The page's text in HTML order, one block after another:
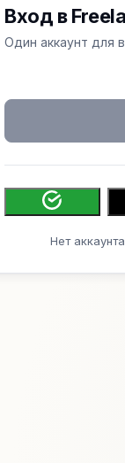
Вход в
Один аккаунт для
Нет